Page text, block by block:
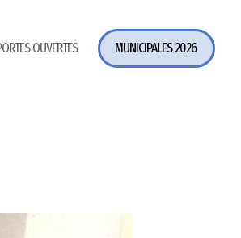
OUVERTES MUNICIPALES 2026